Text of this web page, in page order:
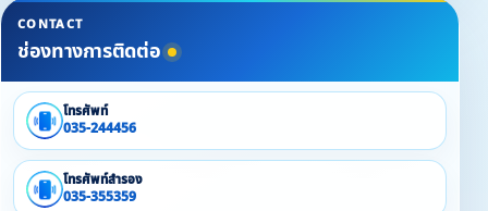
CONTACT
ช่องทางการติดต่อ
โทรศัพท์
035-244456
โทรศัพท์สำรอง
035-355359